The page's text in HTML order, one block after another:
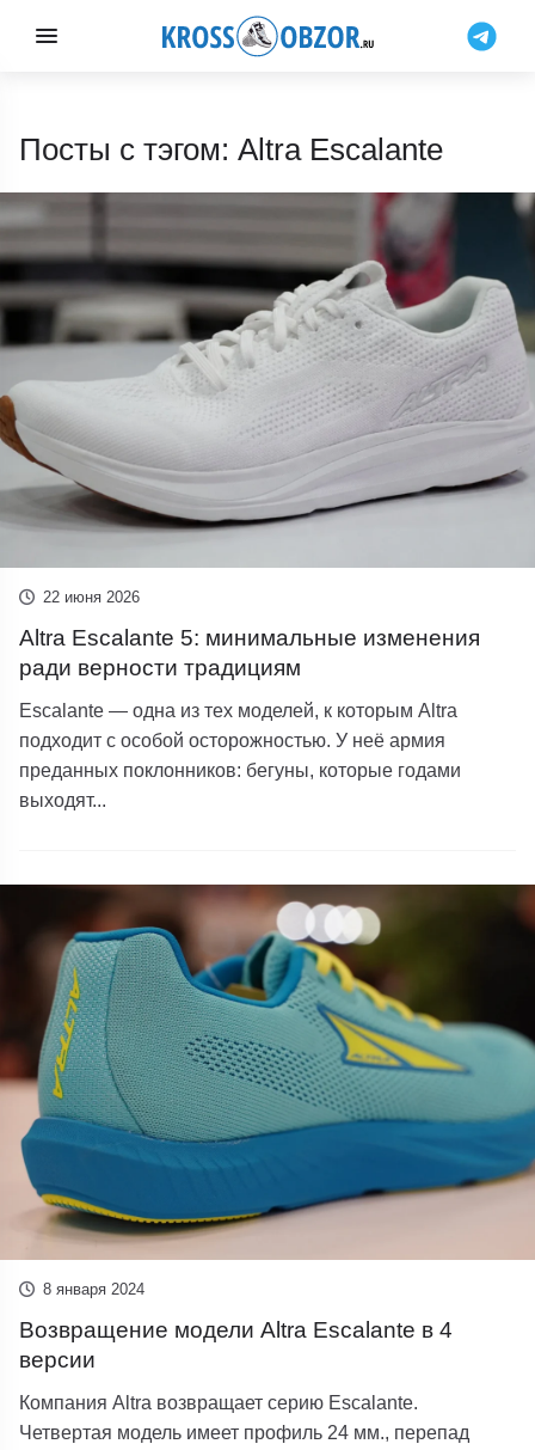
Посты с тэгом: Altra Escalante
22 июня 2026
Altra Escalante 5: минимальные изменения
ради верности традициям
Escalante — одна из тех моделей, к которым Altra
подходит с особой осторожностью. У неё армия
преданных поклонников: бегуны, которые годами
выходят...
8 января 2024
Возвращение модели Altra Escalante в 4
версии
Компания Altra возвращает серию Escalante.
Четвертая модель имеет профиль 24 мм., перепад